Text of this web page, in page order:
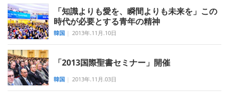
「知識よりも愛を、瞬間よりも未来を」この
時代が必要とする青年の精神
韓国 2013年.11月.10日
「2013国際聖書セミナー」開催
韓国 2013年.11月.03日